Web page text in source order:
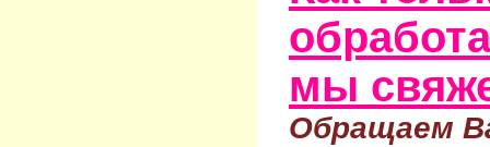
мы
Обращаем